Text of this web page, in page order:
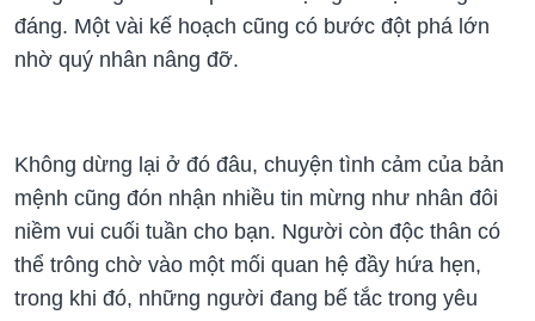
đáng. Một vài kế hoạch cũng có bước đột phá lớn
nhờ quý nhân nâng đỡ.
Không dừng lại ở đó đâu, chuyện tình cảm của bản
mệnh cũng đón nhận nhiều tin mừng như nhân đôi
niềm vui cuối tuần cho bạn. Người còn độc thân có
thể trông chờ vào một mối quan hệ đầy hứa hẹn,
trong khi đó, những người đang bế tắc trong yêu